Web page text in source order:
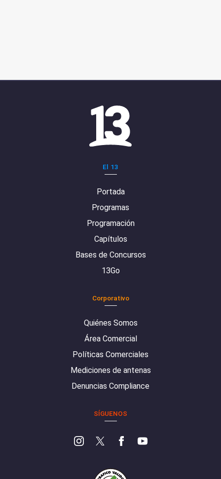
El 13
Portada
Programas
Programación
Capítulos
Bases de Concursos
13Go
Corporativo
Quiénes Somos
Área Comercial
Políticas Comerciales
Mediciones de antenas
Denuncias Compliance
SÍGUENOS